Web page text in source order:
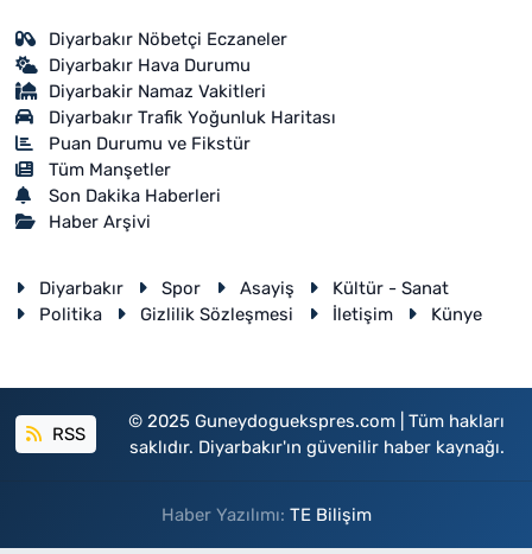
Diyarbakır Nöbetçi Eczaneler
Diyarbakır Hava Durumu
Diyarbakir Namaz Vakitleri
Diyarbakır Trafik Yoğunluk Haritası
Puan Durumu ve Fikstür
Tüm Manşetler
Son Dakika Haberleri
Haber Arşivi
Diyarbakır Spor Asayiş
Kültür - Sanat
Politika
Gizlilik Sözleşmesi İletişim Künye
RSS
© 2025 Guneydoguekspres.com | Tüm hakları
saklıdır. Diyarbakır'ın güvenilir haber kaynağı.
Haber Yazılımı: TE Bilişim